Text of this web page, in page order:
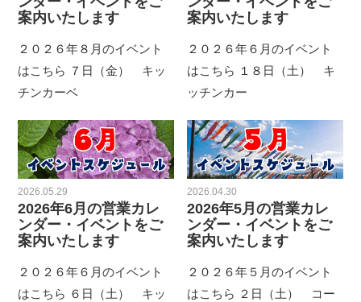
案内いたします
２０２６年８月のイベント
はこちら ７日（金） キッ
チンカーベ
案内いたします
２０２６年６月のイベント
はこちら １８日（土） キ
ッチンカー
2026.05.29
2026年6月の営業カレ
ンダー・イベントをご
案内いたします
２０２６年６月のイベント
はこちら ６日（土） キッ
2026.04.30
2026年5月の営業カレ
ンダー・イベントをご
案内いたします
２０２６年５月のイベント
はこちら ２日（土） コー